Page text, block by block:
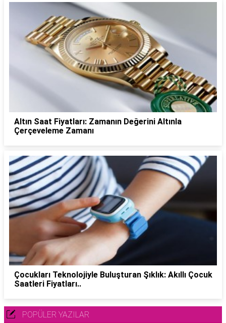
Altın Saat Fiyatları: Zamanın Değerini Altınla
Çerçeveleme Zamanı
Çocukları Teknolojiyle Buluşturan Şıklık: Akıllı Çocuk
Saatleri Fiyatları..
POPÜLER YAZILAR